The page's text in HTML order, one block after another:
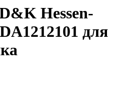
Hessen-
для